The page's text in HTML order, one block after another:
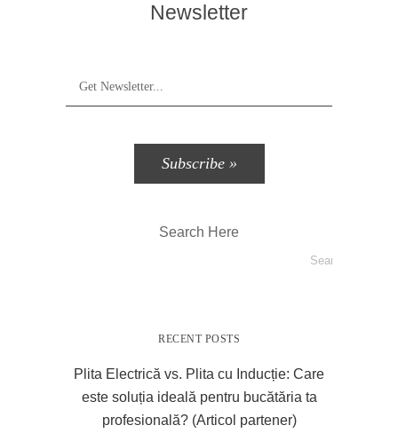
Newsletter
Search Here
RECENT POSTS
Plita Electrică vs. Plita cu Inducție: Care
este soluția ideală pentru bucătăria ta
profesională? (Articol partener)